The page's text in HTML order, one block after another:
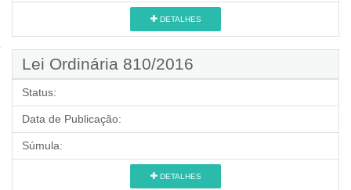
DETALHES
Lei Ordinária 810/2016
Status:
Data de Publicação:
Súmula:
DETALHES